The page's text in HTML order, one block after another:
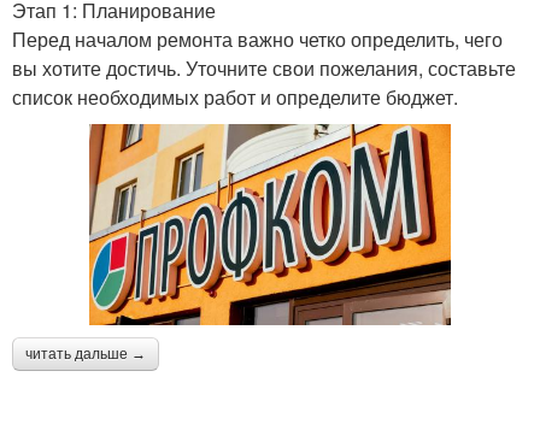
Этап 1: Планирование
Перед началом ремонта важно четко определить, чего
вы хотите достичь. Уточните свои пожелания, составьте
список необходимых работ и определите бюджет.
читать дальше →